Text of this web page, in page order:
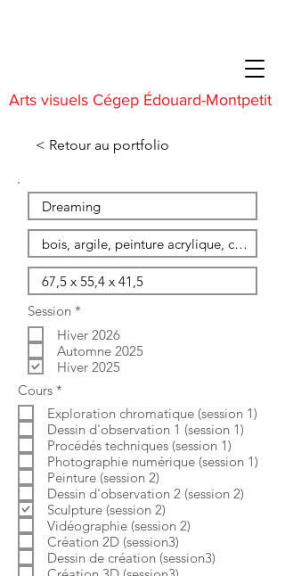
Arts visuels Cégep Édouard-Montpetit
< Retour au portfolio
Session *
l
i
g
a
i
r
e
Hiver 2026
Automne 2025
Hiver 2025
Cours *
l
i
g
a
t
o
i
r
e
Exploration chromatique (session 1)
Dessin d'observation 1 (session 1)
Procédés techniques (session 1)
Photographie numérique (session 1)
Peinture (session 2)
Dessin d'observation 2 (session 2)
Sculpture (session 2)
Vidéographie (session 2)
Création 2D (session3)
Dessin de création (session3)